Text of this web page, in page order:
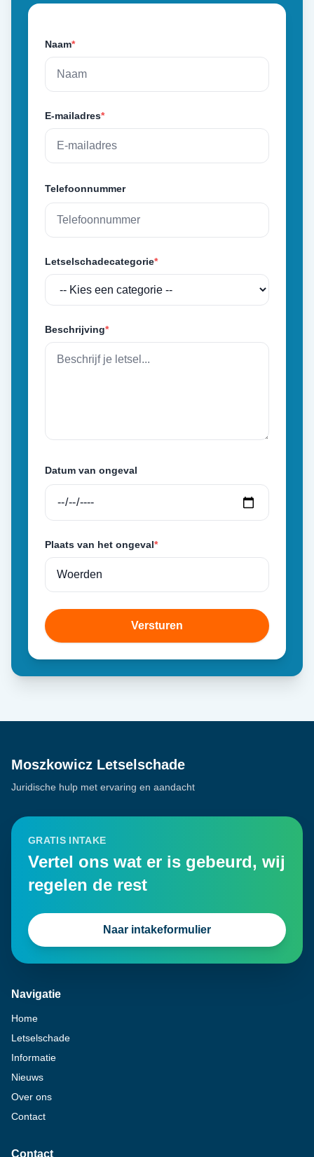
Naam*
E-mailadres*
Telefoonnummer
Letselschadecategorie*
Beschrijving*
Datum van ongeval
Plaats van het ongeval*
Versturen
Moszkowicz Letselschade
Juridische hulp met ervaring en aandacht
GRATIS INTAKE
Vertel ons wat er is gebeurd, wij
regelen de rest
Naar intakeformulier
Navigatie
Home
Letselschade
Informatie
Nieuws
Over ons
Contact
Contact